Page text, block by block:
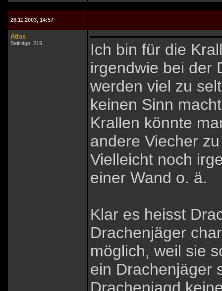
26.11.2003, 14:57
Atlas
Beiträge: 219
Ich bin für die
irgendwie bei der
werden viel zu
keinen Sinn
Krallen könnte
andere Viecher
Vielleicht noch
einer Wand o. ä.
Klar es heisst
Drachenjäger
möglich, weil sie
ein Drachenjäger